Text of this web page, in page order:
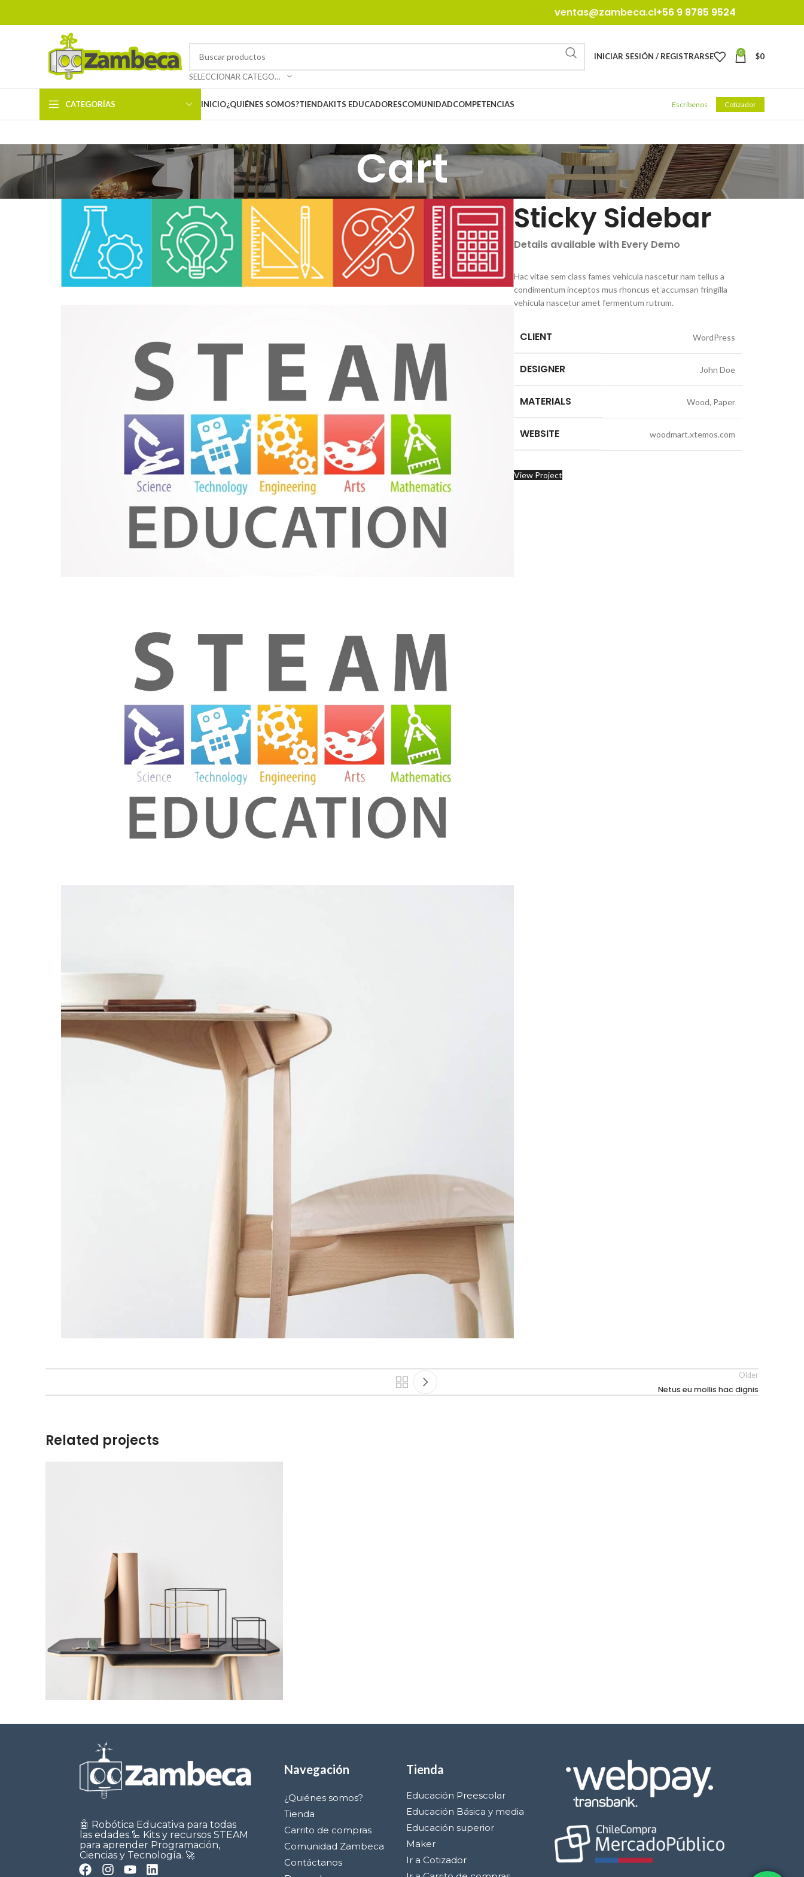
ventas@zambeca.cl+56 9 8785 9524
SELECCIONAR CATEGORÍA
INICIAR SESIÓN / REGISTRARSE 0 $0
CATEGORÍAS INICIO¿QUIÉNES SOMOS?TIENDAKITS EDUCADORESCOMUNIDADCOMPETENCIAS Escríbenos Cotizador
Cart
Sticky Sidebar
Details available with Every Demo
Hac vitae sem class fames vehicula nascetur nam tellus a
condimentum inceptos mus rhoncus et accumsan fringilla
vehicula nascetur amet fermentum rutrum.
CLIENT WordPress
DESIGNER John Doe
MATERIALS Wood, Paper
WEBSITE woodmart.xtemos.com
View Project
Older
Netus eu mollis hac dignis
Related projects
🤖 Robótica Educativa para todas
las edades.🦾 Kits y recursos STEAM
para aprender Programación,
Ciencias y Tecnología. 🚀
Navegación
¿Quiénes somos?
Tienda
Carrito de compras
Comunidad Zambeca
Contáctanos
Tienda
Educación Preescolar
Educación Básica y media
Educación superior
Maker
Ir a Cotizador